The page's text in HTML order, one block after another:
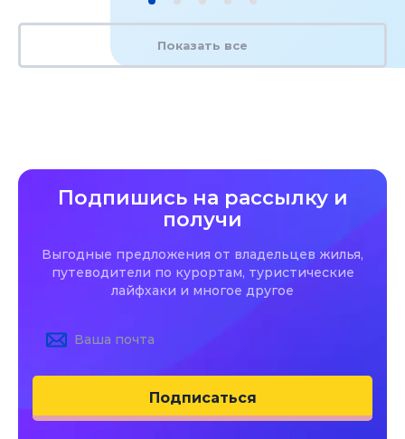
Показать все
Подпишись на рассылку и
получи
Выгодные предложения от владельцев жилья,
путеводители по курортам, туристические
лайфхаки и многое другое
Подписаться